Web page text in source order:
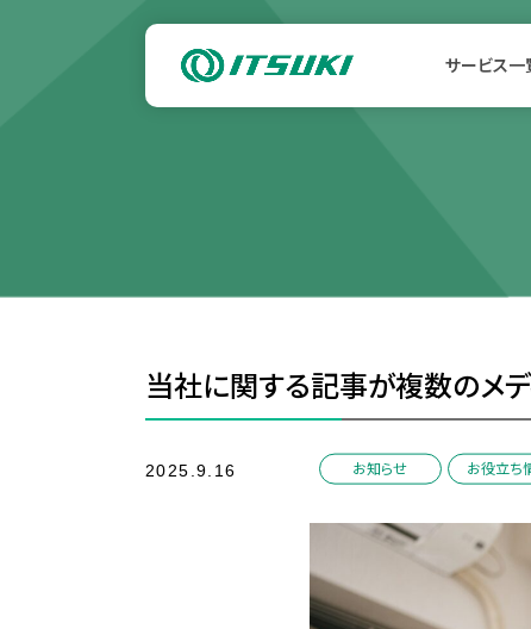
サービス一
当社に関する記事が複数のメ
2025.9.16 お知らせ / お役立ち